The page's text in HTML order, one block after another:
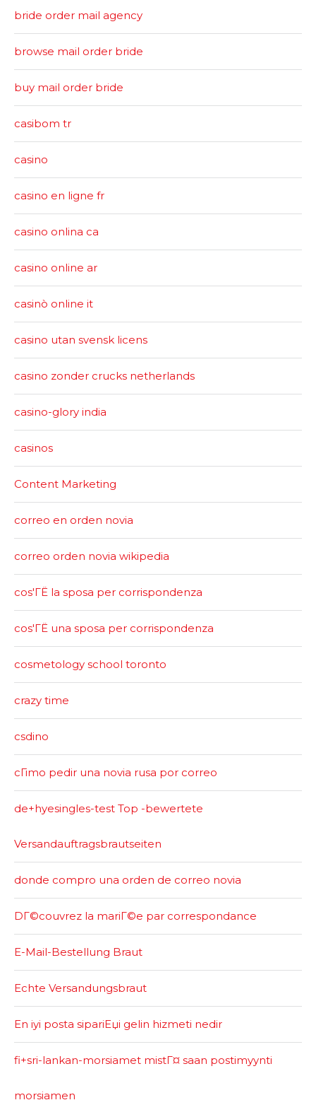
bride order mail agency
browse mail order bride
buy mail order bride
casibom tr
casino
casino en ligne fr
casino onlina ca
casino online ar
casinò online it
casino utan svensk licens
casino zonder crucks netherlands
casino-glory india
casinos
Content Marketing
correo en orden novia
correo orden novia wikipedia
cos'ГЁ la sposa per corrispondenza
cos'ГЁ una sposa per corrispondenza
cosmetology school toronto
crazy time
csdino
cГіmo pedir una novia rusa por correo
de+hyesingles-test Top -bewertete
Versandauftragsbrautseiten
donde compro una orden de correo novia
DГ©couvrez la mariГ©e par correspondance
E-Mail-Bestellung Braut
Echte Versandungsbraut
En iyi posta sipariЕџi gelin hizmeti nedir
fi+sri-lankan-morsiamet mistГ¤ saan postimyynti
morsiamen